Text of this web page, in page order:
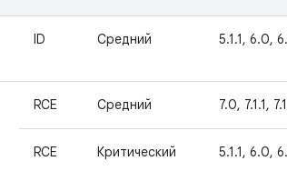
ID Средний 5.1.1, 6.0,
RCE Средний 7.0, 7.1.1,
RCE Критический 5.1.1, 6.0,